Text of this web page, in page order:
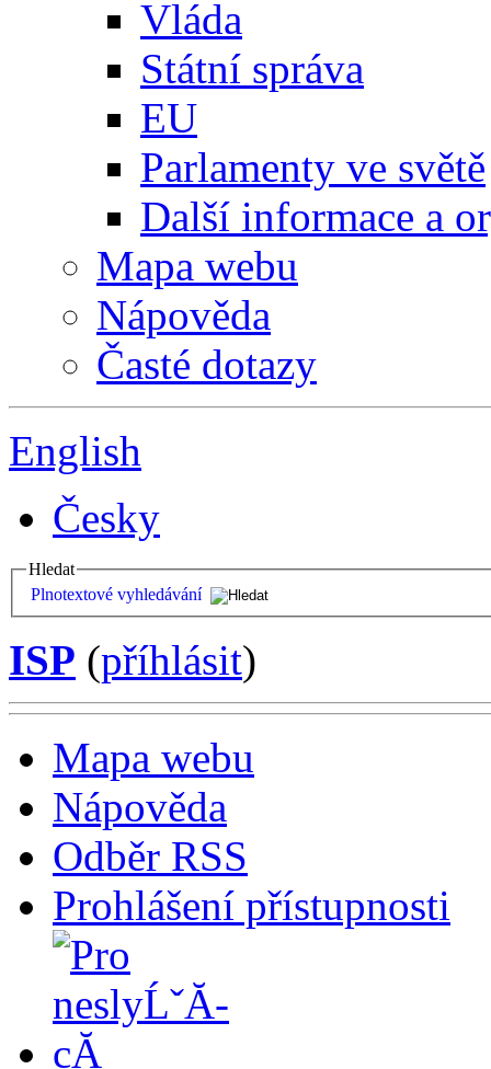
Vláda
Státní správa
EU
Parlamenty ve světě
Další informace a
Mapa webu
Nápověda
Časté dotazy
English
Česky
Hledat
Plnotextové vyhledávání
ISP (příhlásit)
Mapa webu
Nápověda
Odběr RSS
Prohlášení přístupnosti